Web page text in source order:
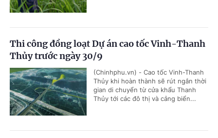
Thi công đồng loạt Dự án cao tốc Vinh-Thanh
Thủy trước ngày 30/9
(Chinhphu.vn) - Cao tốc Vinh-Thanh
Thủy khi hoàn thành sẽ rút ngắn thời
gian di chuyển từ cửa khẩu Thanh
Thủy tới các đô thị và cảng biển...